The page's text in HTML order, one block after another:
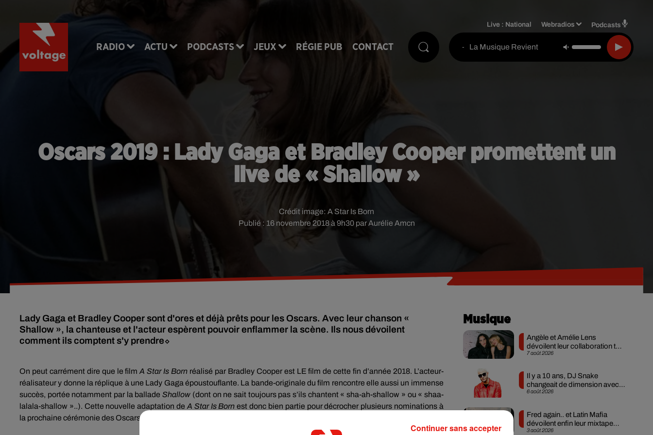
RADIO ACTU PODCASTS JEUX RÉGIE PUB CONTACT
Live : National Webradios Podcasts
- La Musique Revient
Oscars 2019 : Lady Gaga et Bradley Cooper promettent un
live de « Shallow »
Publié : 16 novembre 2018 à 9h30 par Aurélie Amcn
Crédit image: A Star Is Born
Lady Gaga et Bradley Cooper sont d'ores et déjà prêts pour les Oscars. Avec leur chanson «
Shallow », la chanteuse et l'acteur espèrent pouvoir enflammer la scène. Ils nous dévoilent
comment ils comptent s'y prendre⬦
On peut carrément dire que le filmA Star Is Born réalisé par Bradley Cooper est LE film de cette fin d’année 2018. L’acteur-
réalisateur y donne la réplique à une Lady Gaga époustouflante. La bande-originale du film rencontre elle aussi un immense
succès, portée notamment par la ballade Shallow (dont on ne sait toujours pas s’ils chantent « sha-ah-shallow » ou « shaa-
lalala-shallow »..). Cette nouvelle adaptation de A Star IsBorn est donc bien partie pour décrocher plusieurs nominations à
la prochaine cérémonie des Oscars, notamment dans la
Musique
7 août 2026
Angèle et Amélie Lens
dévoilent leur collaboration tant
attendue
6 août 2026
Il y a 10 ans, DJ Snake
changeait de dimension avec
son premier...
3 août 2026
Fred again.. et Latin Mafia
dévoilent enfin leur mixtape
créée en...
Continuer sans accepter